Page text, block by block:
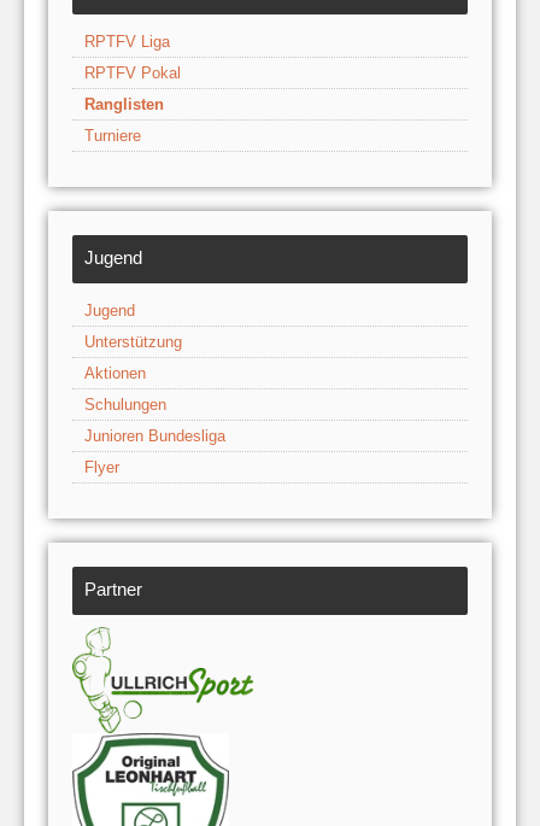
RPTFV Liga
RPTFV Pokal
Ranglisten
Turniere
Jugend
Jugend
Unterstützung
Aktionen
Schulungen
Junioren Bundesliga
Flyer
Partner